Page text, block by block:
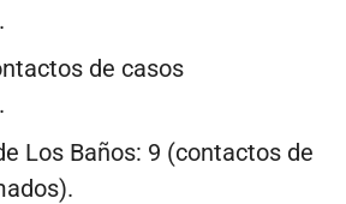
de casos
Los Baños: 9 (contactos de